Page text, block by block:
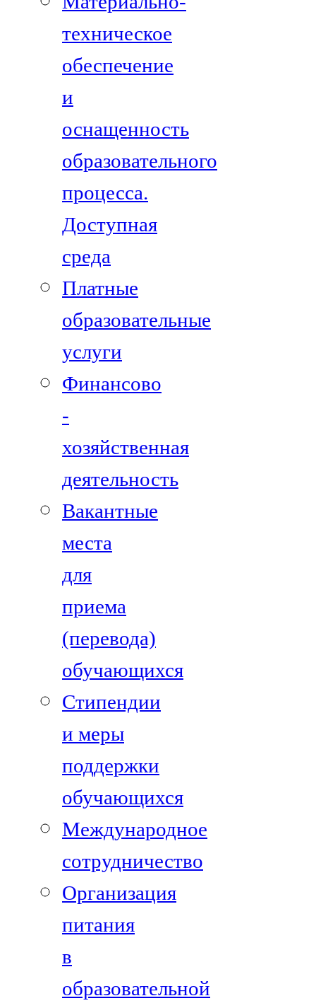
техническое
обеспечение
и
оснащенность
образовательного
процесса.
Доступная
среда
Платные
образовательные
услуги
Финансово
-
хозяйственная
деятельность
Вакантные
места
для
приема
(перевода)
обучающихся
Стипендии
и меры
поддержки
обучающихся
Международное
сотрудничество
Организация
питания
в
образовательной